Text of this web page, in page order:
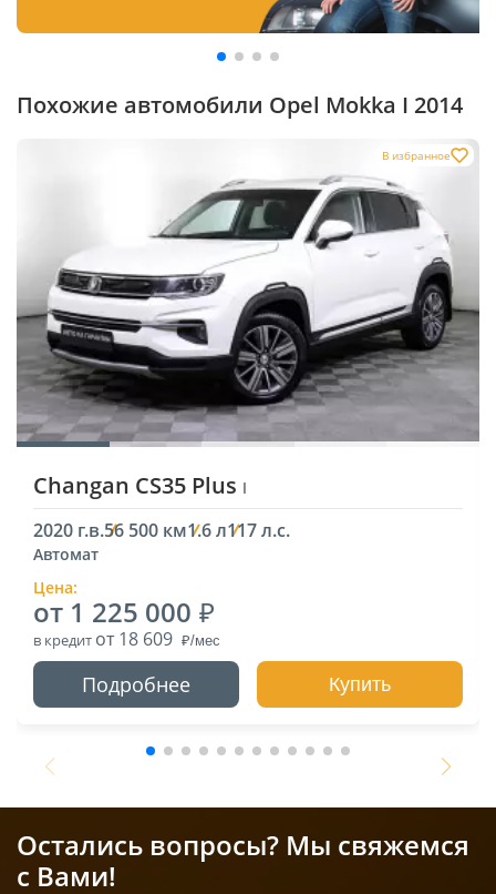
Похожие автомобили Opel Mokka I 2014
В избранное
Changan CS35 Plus I
2020 г.в.56 500 км1.6 л117 л.с.
Автомат
Цена:
от 1 225 000
в кредит от 18 609
Подробнее Купить
Остались вопросы? Мы свяжемся
с Вами!